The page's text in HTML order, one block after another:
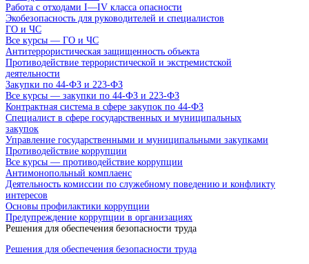
Работа с отходами I—IV класса опасности
Экобезопасность для руководителей и специалистов
ГО и ЧС
Все курсы — ГО и ЧС
Антитеррористическая защищенность объекта
Противодействие террористической и экстремистской
деятельности
Закупки по 44-ФЗ и 223-ФЗ
Все курсы — закупки по 44-ФЗ и 223-ФЗ
Контрактная система в сфере закупок по 44-ФЗ
Специалист в сфере государственных и муниципальных
закупок
Управление государственными и муниципальными закупками
Противодействие коррупции
Все курсы — противодействие коррупции
Антимонопольный комплаенс
Деятельность комиссии по служебному поведению и конфликту
интересов
Основы профилактики коррупции
Предупреждение коррупции в организациях
Решения для обеспечения безопасности труда
Решения для обеспечения безопасности труда